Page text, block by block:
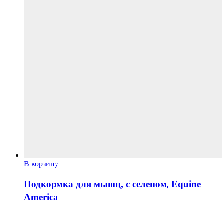
В корзину
Подкормка для мышц, с селеном, Equine
America